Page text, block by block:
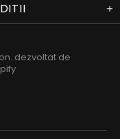
. dezvoltat de